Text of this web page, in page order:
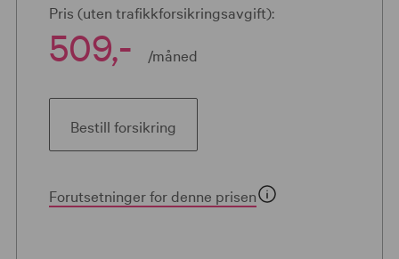
Pris (uten trafikkforsikringsavgift):
509,- /måned
Bestill forsikring
Forutsetninger for denne prisen